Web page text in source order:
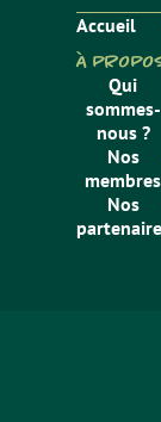
Accueil
À
Qui
sommes-
nous ?
Nos
membres
Nos